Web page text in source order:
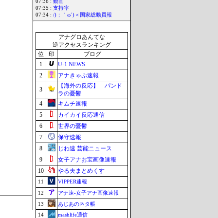
07:36 : 動画
07:35 : 支持率
07:34 : /)；｀ω´)＜国家総動員報
アナグロあんてな
逆アクセスランキング
位
印
ブログ
1
U-1 NEWS.
2
アナきゃぷ速報
3
【海外の反応】 パンド
ラの憂鬱
4
キムチ速報
5
カイカイ反応通信
6
世界の憂鬱
7
保守速報
8
じわ速 芸能ニュース
9
女子アナお宝画像速報
10
やる夫まとめくす
11
VIPPER速報
12
アナ速‐女子アナ画像速報
13
あじあのネタ帳
14
mashlife通信